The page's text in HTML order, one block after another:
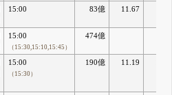
15:00 83億 11.67
15:00
（15:30,15:10,15:45）
474億
15:00
（15:30）
190億 11.19